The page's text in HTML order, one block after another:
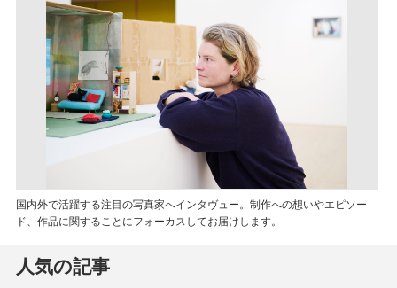
国内外で活躍する注目の写真家へインタヴュー。制作への想いやエピソー
ド、作品に関することにフォーカスしてお届けします。
人気の記事